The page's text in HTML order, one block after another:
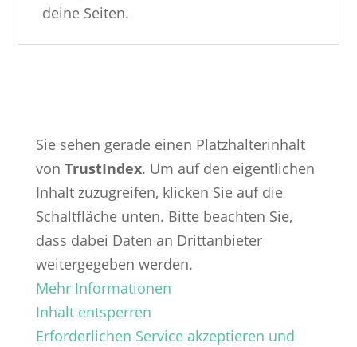
deine Seiten.
Sie sehen gerade einen Platzhalterinhalt
von TrustIndex. Um auf den eigentlichen
Inhalt zuzugreifen, klicken Sie auf die
Schaltfläche unten. Bitte beachten Sie,
dass dabei Daten an Drittanbieter
weitergegeben werden.
Mehr Informationen
Inhalt entsperren
Erforderlichen Service akzeptieren und